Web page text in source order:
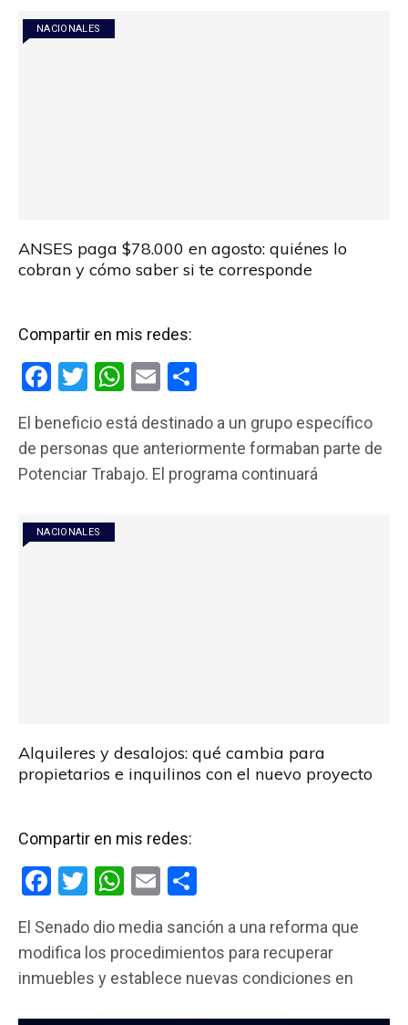
o
k
NACIONALES
ANSES paga $78.000 en agosto: quiénes lo
cobran y cómo saber si te corresponde
Compartir en mis redes:
F
ce
b
o
k
T
tt
er
W
at
s
A
E
ail m
p
ar
El beneficio está destinado a un grupo específico
de personas que anteriormente formaban parte de
Potenciar Trabajo. El programa continuará
NACIONALES
Alquileres y desalojos: qué cambia para
propietarios e inquilinos con el nuevo proyecto
Compartir en mis redes:
F
ce
b
T
tt
er
W
at
s
E
ail m
p
El Senado dio media sanción a una reforma que
modifica los procedimientos para recuperar
inmuebles y establece nuevas condiciones en